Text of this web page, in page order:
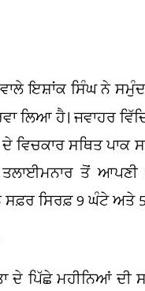
ਵਾਲੇ ਇਸ਼ਾਂਕ ਸਿੰਘ ਨੇ
ਲਿਆ ਹੈ। ਜਵਾਹਰ
ਸਥਿਤ ਪਾਕ
ਤੋਂ ਆਪਣੀ
ਸਿਰਫ਼ 9 ਘੰਟੇ ਅਤੇ
ਦੇ ਪਿੱਛੇ ਮਹੀਨਿਆਂ ਦੀ